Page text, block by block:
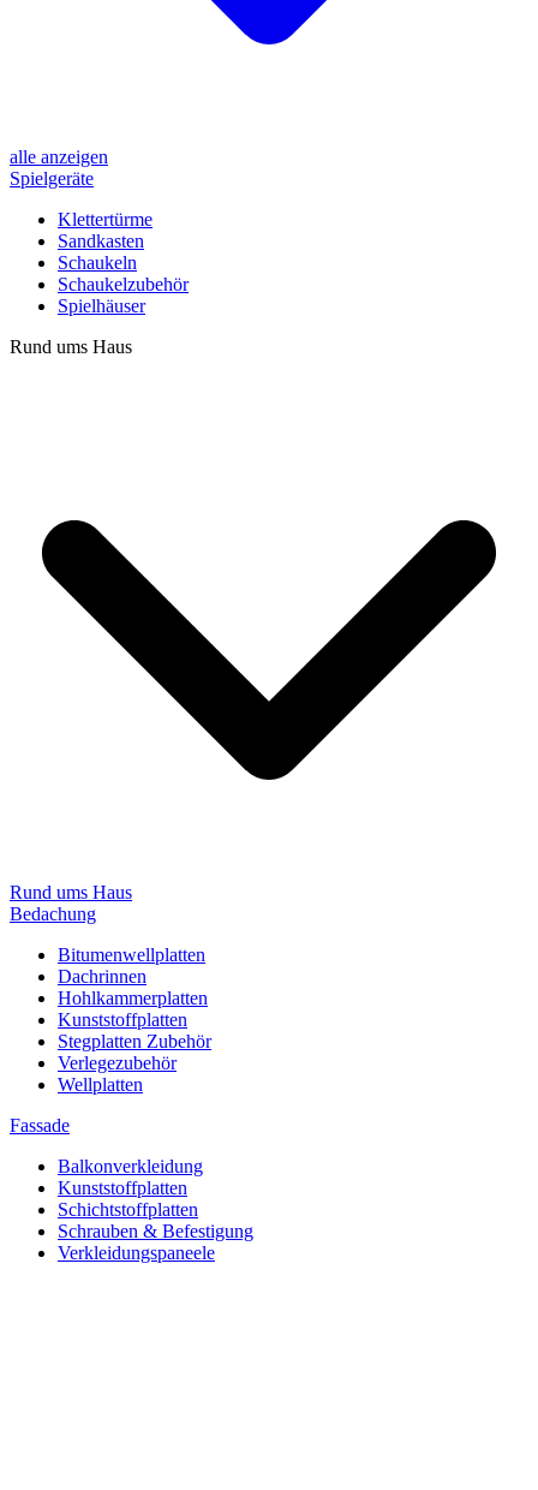
alle anzeigen
Spielgeräte
Klettertürme
Sandkasten
Schaukeln
Schaukelzubehör
Spielhäuser
Rund ums Haus
Rund ums Haus
Bedachung
Bitumenwellplatten
Dachrinnen
Hohlkammerplatten
Kunststoffplatten
Stegplatten Zubehör
Verlegezubehör
Wellplatten
Fassade
Balkonverkleidung
Kunststoffplatten
Schichtstoffplatten
Schrauben & Befestigung
Verkleidungspaneele